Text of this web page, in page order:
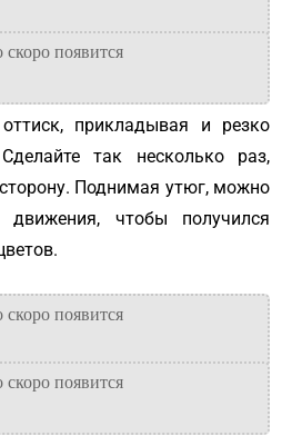
прикладывая и резко
так несколько раз,
Поднимая утюг, можно
движения, чтобы получился